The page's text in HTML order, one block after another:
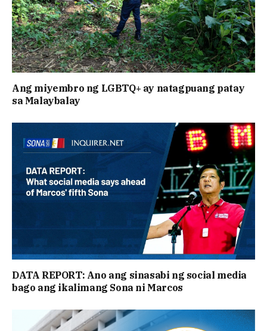
Ang miyembro ng LGBTQ+ ay natagpuang patay
sa Malaybalay
DATA REPORT: Ano ang sinasabi ng social media
bago ang ikalimang Sona ni Marcos